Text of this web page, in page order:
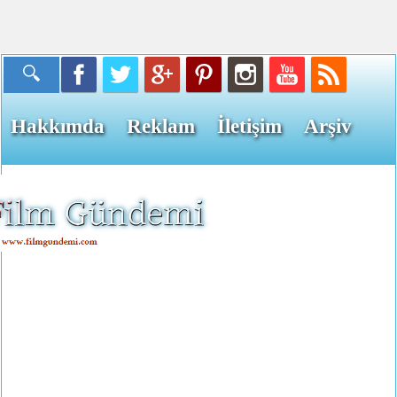
Hakkımda Reklam İletişim Arşiv